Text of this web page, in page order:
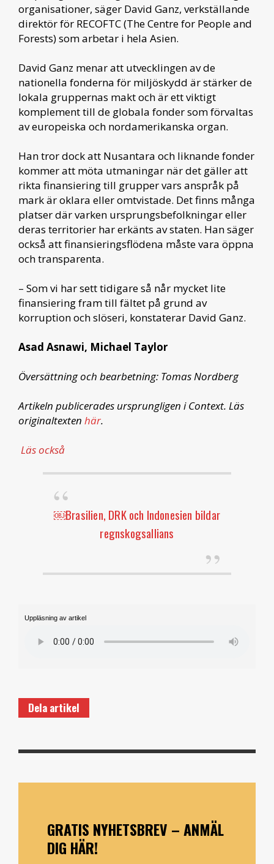
organisationer, säger David Ganz, verkställande
direktör för RECOFTC (The Centre for People and
Forests) som arbetar i hela Asien.
David Ganz menar att utvecklingen av de
nationella fonderna för miljöskydd är stärker de
lokala gruppernas makt och är ett viktigt
komplement till de globala fonder som förvaltas
av europeiska och nordamerikanska organ.
Han tror dock att Nusantara och liknande fonder
kommer att möta utmaningar när det gäller att
rikta finansiering till grupper vars anspråk på
mark är oklara eller omtvistade. Det finns många
platser där varken ursprungsbefolkningar eller
deras territorier har erkänts av staten. Han säger
också att finansieringsflödena måste vara öppna
och transparenta.
– Som vi har sett tidigare så når mycket lite
finansiering fram till fältet på grund av
korruption och slöseri, konstaterar David Ganz.
Asad Asnawi, Michael Taylor
Översättning och bearbetning: Tomas Nordberg
Artikeln publicerades ursprungligen i Context. Läs
originaltexten här.
Läs också
￼Brasilien, DRK och Indonesien bildar
regnskogsallians
Uppläsning av artikel
Dela artikel
GRATIS NYHETSBREV – ANMÄL
DIG HÄR!